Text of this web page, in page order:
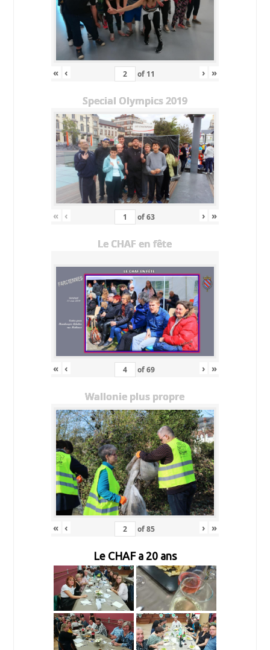
« ‹ of 11 › »
Special Olympics 2019
« ‹ of63 › »
Le CHAF en fête
« ‹ of69 › »
Wallonie plus propre
« ‹ of85 › »
Le CHAF a 20 ans